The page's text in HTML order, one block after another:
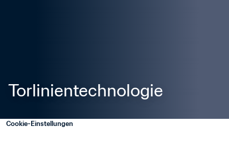
Torlinientechnologie
Cookie-Einstellungen